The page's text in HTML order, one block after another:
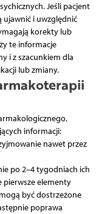
Jeśli pacjent
ujawnić i uwzględnić
korekty lub
te informacje
i z szacunkiem dla
lub zmiany.
informacji:
nawet przez
po 2–4 tygodniach ich
pierwsze elementy
być dostrzeżone
poprawa